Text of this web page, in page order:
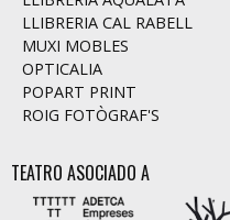
LLIBRERIA CAL RABELL
MUXI MOBLES
OPTICALIA
POPART PRINT
ROIG FOTÒGRAF'S
TEATRO ASOCIADO A